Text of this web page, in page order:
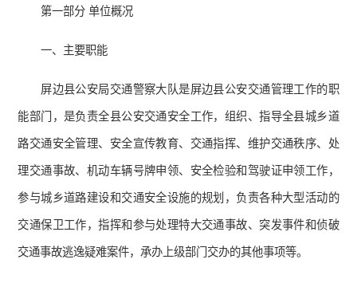
第一部分 单位概况
一、主要职能
屏边县公安局交通警察大队是屏边县公安交通管理工作的职
能部门，是负责全县公安交通安全工作，组织、指导全县城乡道
路交通安全管理、安全宣传教育、交通指挥、维护交通秩序、处
理交通事故、机动车辆号牌申领、安全检验和驾驶证申领工作，
参与城乡道路建设和交通安全设施的规划，负责各种大型活动的
交通保卫工作，指挥和参与处理特大交通事故、突发事件和侦破
交通事故逃逸疑难案件，承办上级部门交办的其他事项等。